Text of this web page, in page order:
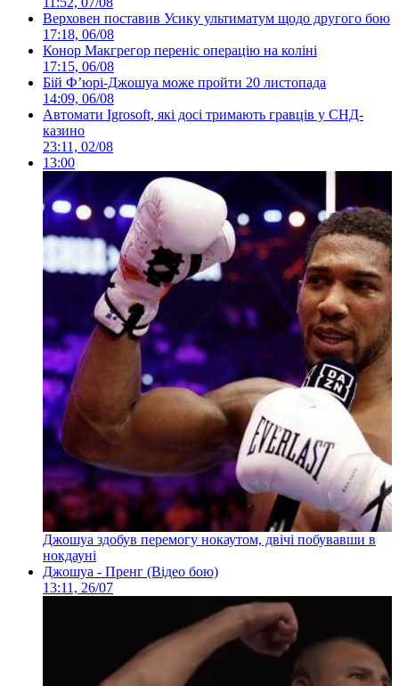
Верховен поставив Усику ультиматум щодо другого бою
17:18, 06/08
Конор Макгрегор переніс операцію на коліні
17:15, 06/08
Бій Ф’юрі-Джошуа може пройти 20 листопада
14:09, 06/08
Автомати Igrosoft, які досі тримають гравців у СНД-
казино
23:11, 02/08
13:00
Джошуа здобув перемогу нокаутом, двічі побувавши в
нокдауні
Джошуа - Пренг (Відео бою)
13:11, 26/07